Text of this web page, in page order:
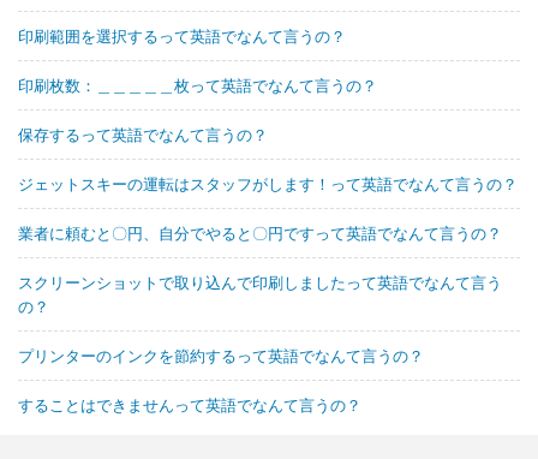
印刷範囲を選択するって英語でなんて言うの？
印刷枚数：＿＿＿＿＿枚って英語でなんて言うの？
保存するって英語でなんて言うの？
ジェットスキーの運転はスタッフがします！って英語でなんて言うの？
業者に頼むと〇円、自分でやると〇円ですって英語でなんて言うの？
スクリーンショットで取り込んで印刷しましたって英語でなんて言う
の？
プリンターのインクを節約するって英語でなんて言うの？
することはできませんって英語でなんて言うの？